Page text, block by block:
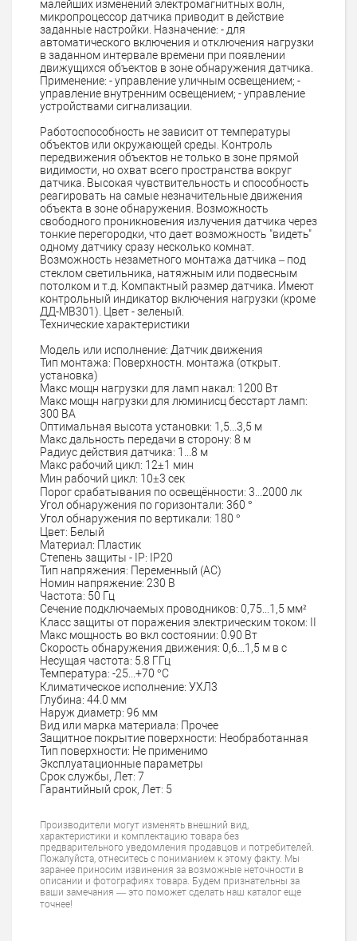
малейших изменений электромагнитных волн,
микропроцессор датчика приводит в действие
заданные настройки. Назначение: - для
автоматического включения и отключения нагрузки
в заданном интервале времени при появлении
движущихся объектов в зоне обнаружения датчика.
Применение: - управление уличным освещением; -
управление внутренним освещением; - управление
устройствами сигнализации.
Работоспособность не зависит от температуры
объектов или окружающей среды. Контроль
передвижения объектов не только в зоне прямой
видимости, но охват всего пространства вокруг
датчика. Высокая чувствительность и способность
реагировать на самые незначительные движения
объекта в зоне обнаружения. Возможность
свободного проникновения излучения датчика через
тонкие перегородки, что дает возможность "видеть"
одному датчику сразу несколько комнат.
Возможность незаметного монтажа датчика – под
стеклом светильника, натяжным или подвесным
потолком и т.д. Компактный размер датчика. Имеют
контрольный индикатор включения нагрузки (кроме
ДД-МВ301). Цвет - зеленый.
Технические характеристики
Модель или исполнение: Датчик движения
Тип монтажа: Поверхностн. монтажа (открыт.
установка)
Макс мощн нагрузки для ламп накал: 1200 Вт
Макс мощн нагрузки для люминисц бесстарт ламп:
300 ВА
Оптимальная высота установки: 1,5...3,5 м
Макс дальность передачи в сторону: 8 м
Радиус действия датчика: 1...8 м
Макс рабочий цикл: 12±1 мин
Мин рабочий цикл: 10±3 сек
Порог срабатывания по освещённости: 3...2000 лк
Угол обнаружения по горизонтали: 360 °
Угол обнаружения по вертикали: 180 °
Цвет: Белый
Материал: Пластик
Степень защиты - IP: IP20
Тип напряжения: Переменный (AC)
Номин напряжение: 230 В
Частота: 50 Гц
Сечение подключаемых проводников: 0,75...1,5 мм²
Класс защиты от поражения электрическим током: II
Макс мощность во вкл состоянии: 0.90 Вт
Скорость обнаружения движения: 0,6...1,5 м в с
Несущая частота: 5.8 ГГц
Температура: -25...+70 °C
Климатическое исполнение: УХЛ3
Глубина: 44.0 мм
Наруж диаметр: 96 мм
Вид или марка материала: Прочее
Защитное покрытие поверхности: Необработанная
Тип поверхности: Не применимо
Эксплуатационные параметры
Срок службы, Лет: 7
Гарантийный срок, Лет: 5
Производители могут изменять внешний вид,
характеристики и комплектацию товара без
предварительного уведомления продавцов и потребителей.
Пожалуйста, отнеситесь с пониманием к этому факту. Мы
заранее приносим извинения за возможные неточности в
описании и фотографиях товара. Будем признательны за
ваши замечания — это поможет сделать наш каталог еще
точнее!